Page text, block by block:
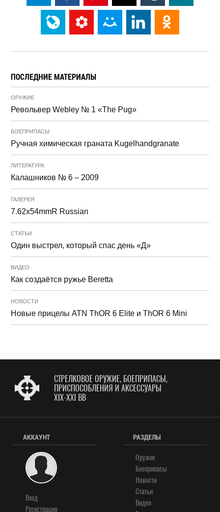
ПОСЛЕДНИЕ МАТЕРИАЛЫ
ОРУЖИЕ
Револьвер Webley № 1 «The Pug»
БОЕПРИПАСЫ
Ручная химическая граната Kugelhandgranate
ЛИТЕРАТУРА
Калашников № 6 – 2009
ГАЛЕРЕЯ
7.62x54mmR Russian
СТАТЬИ
Один выстрел, который спас день «Д»
ВИДЕО
Как создаётся ружье Beretta
НОВОСТИ
Новые прицелы ATN ThOR 6 Elite и ThOR 6 Mini
СТРЕЛКОВОЕ ОРУЖИЕ, БОЕПРИПАСЫ,
ПРИСПОСОБЛЕНИЯ И АКСЕССУАРЫ
XIX-XXI ВВ
АККАУНТ
Вход
Регистрация
РАЗДЕЛЫ
Оружие
Боеприпасы
Новости
Статьи
Видео